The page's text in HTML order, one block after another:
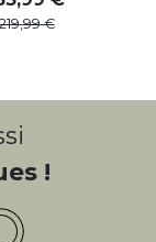
,99
!